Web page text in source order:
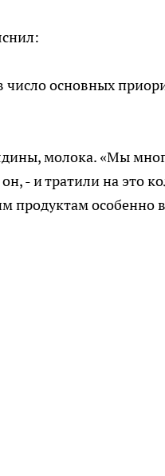
основных
молока. «Мы
- и тратили на это
продуктам особенно